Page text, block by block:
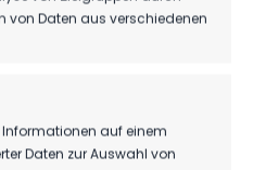
von Daten aus verschiedenen
auf einem
Daten zur Auswahl von
AN DER SEITE